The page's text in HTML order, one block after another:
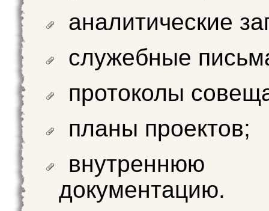
аналитические
служебные
протоколы
планы проектов;
внутреннюю
документацию.